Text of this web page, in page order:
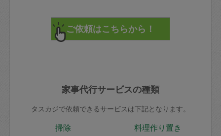
家事代行サービスの種類
タスカジで依頼できるサービスは下記となります。
掃除 料理作り置き